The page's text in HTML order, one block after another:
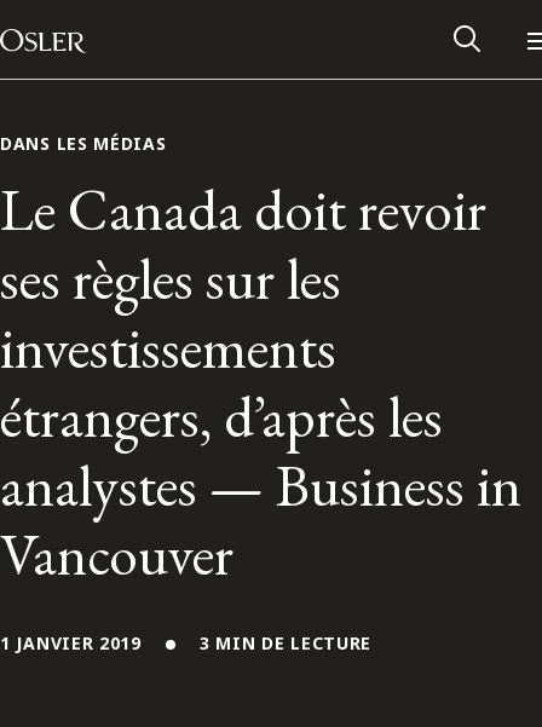
Passer au contenu
Main Navigation
Réseau des anciens d’Osler
Contactez-nous
ENGLISH
S’abonner aux articles Osler
DANS LES MÉDIAS
Le Canada doit revoir
ses règles sur les
investissements
étrangers, d’après les
analystes — Business in
Vancouver
1 JANVIER 2019 3 MIN DE LECTURE